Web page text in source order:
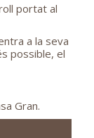
portat al
a la seva
possible, el
Gran.